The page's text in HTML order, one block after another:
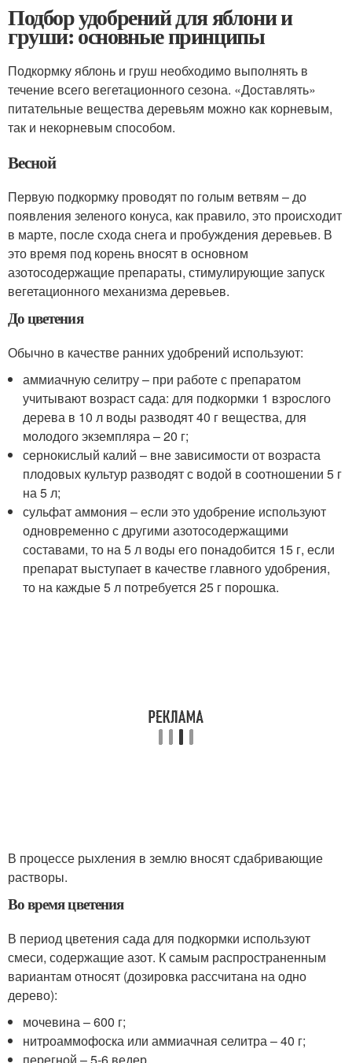
Подбор удобрений для яблони и
груши: основные принципы
Подкормку яблонь и груш необходимо выполнять в
течение всего вегетационного сезона. «Доставлять»
питательные вещества деревьям можно как корневым,
так и некорневым способом.
Весной
Первую подкормку проводят по голым ветвям – до
появления зеленого конуса, как правило, это происходит
в марте, после схода снега и пробуждения деревьев. В
это время под корень вносят в основном
азотосодержащие препараты, стимулирующие запуск
вегетационного механизма деревьев.
До цветения
Обычно в качестве ранних удобрений используют:
аммиачную селитру – при работе с препаратом
учитывают возраст сада: для подкормки 1 взрослого
дерева в 10 л воды разводят 40 г вещества, для
молодого экземпляра – 20 г;
сернокислый калий – вне зависимости от возраста
плодовых культур разводят с водой в соотношении 5 г
на 5 л;
сульфат аммония – если это удобрение используют
одновременно с другими азотосодержащими
составами, то на 5 л воды его понадобится 15 г, если
препарат выступает в качестве главного удобрения,
то на каждые 5 л потребуется 25 г порошка.
В процессе рыхления в землю вносят сдабривающие
растворы.
Во время цветения
В период цветения сада для подкормки используют
смеси, содержащие азот. К самым распространенным
вариантам относят (дозировка рассчитана на одно
дерево):
мочевина – 600 г;
нитроаммофоска или аммиачная селитра – 40 г;